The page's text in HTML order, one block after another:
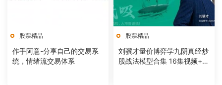
股票精品
作手阿意-分享自己的交易系
统，情绪流交易体系
股票精品
刘骥才量价博弈学九阴真经炒
股战法模型合集 16集视频+课